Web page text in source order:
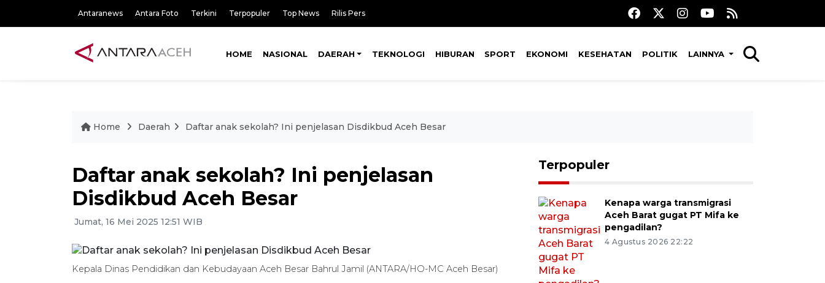
Antaranews Antara Foto Terkini Terpopuler Top News Rilis Pers
HOME NASIONAL DAERAH TEKNOLOGI HIBURAN SPORT EKONOMI KESEHATAN POLITIK LAINNYA
Home Daerah Daftar anak sekolah? Ini penjelasan Disdikbud Aceh Besar
Daftar anak sekolah? Ini penjelasan
Disdikbud Aceh Besar
Jumat, 16 Mei 2025 12:51 WIB
Kepala Dinas Pendidikan dan Kebudayaan Aceh Besar Bahrul Jamil (ANTARA/HO-MC Aceh Besar)
Terpopuler
Kenapa warga transmigrasi
Aceh Barat gugat PT Mifa ke
pengadilan?
4 Agustus 2026 22:22